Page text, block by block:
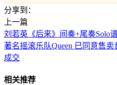
分享到：
上一篇
刘若英《后来》间奏+尾奏Solo
著名摇滚乐队Queen 已同意售
成交
相关推荐